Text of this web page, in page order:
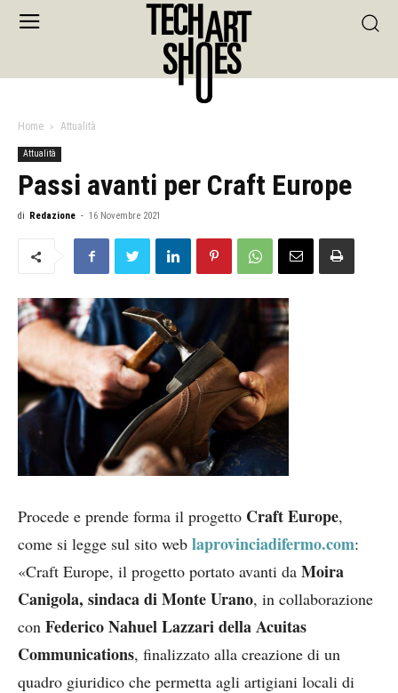
Home Attualità
Attualità
Passi avanti per Craft Europe
di Redazione - 16 Novembre 2021
Procede e prende forma il progetto Craft Europe,
come si legge sul sito web laprovinciadifermo.com:
«Craft Europe, il progetto portato avanti da Moira
Canigola, sindaca di Monte Urano, in collaborazione
con Federico Nahuel Lazzari della Acuitas
Communications, finalizzato alla creazione di un
quadro giuridico che permetta agli artigiani locali di